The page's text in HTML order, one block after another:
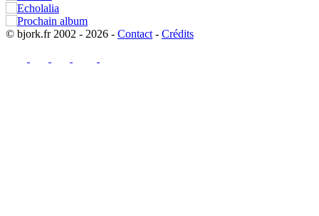
© bjork.fr 2002 - 2026 - Contact - Crédits